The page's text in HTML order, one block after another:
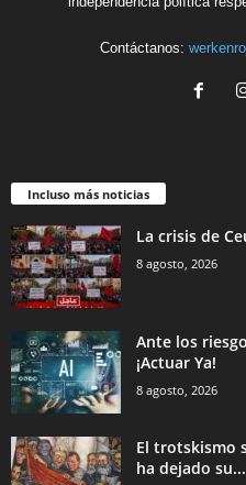
Contáctanos:
Incluso más noticias
La crisis de
8 agosto, 2026
Ante los
¡Actuar Ya!
8 agosto, 2026
El trotskismo
ha dejado su...